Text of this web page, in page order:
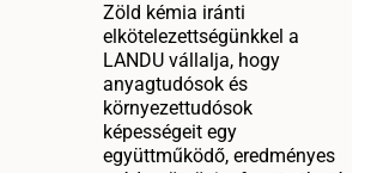
Zöld kémia iránti
elkötelezettségünkkel a
LANDU vállalja, hogy
anyagtudósok és
környezettudósok
képességeit egy
együttműködő, eredményes